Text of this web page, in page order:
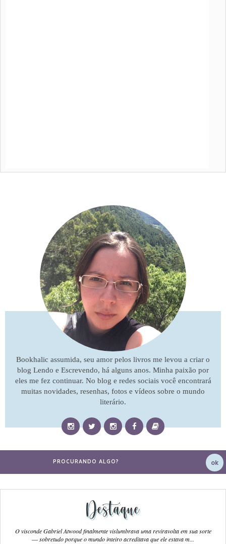
Bookhalic assumida, seu amor pelos livros me levou a criar o
blog Lendo e Escrevendo, há alguns anos. Minha paixão por
eles me fez continuar. No blog e redes sociais você encontrará
muitas novidades, resenhas, fotos e vídeos sobre o mundo
literário.
Destaque
O visconde Gabriel Atwood finalmente vislumbrava uma reviravolta em sua sorte
― sobretudo porque o mundo inteiro acreditava que ele estava m...